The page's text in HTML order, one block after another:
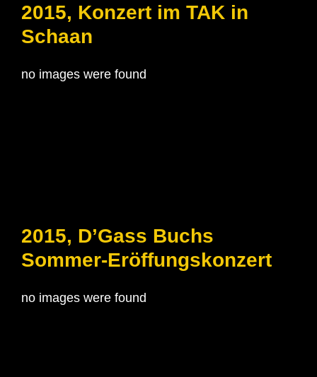
2015, Konzert im TAK in
Schaan
no images were found
2015, D’Gass Buchs
Sommer-Eröffungskonzert
no images were found